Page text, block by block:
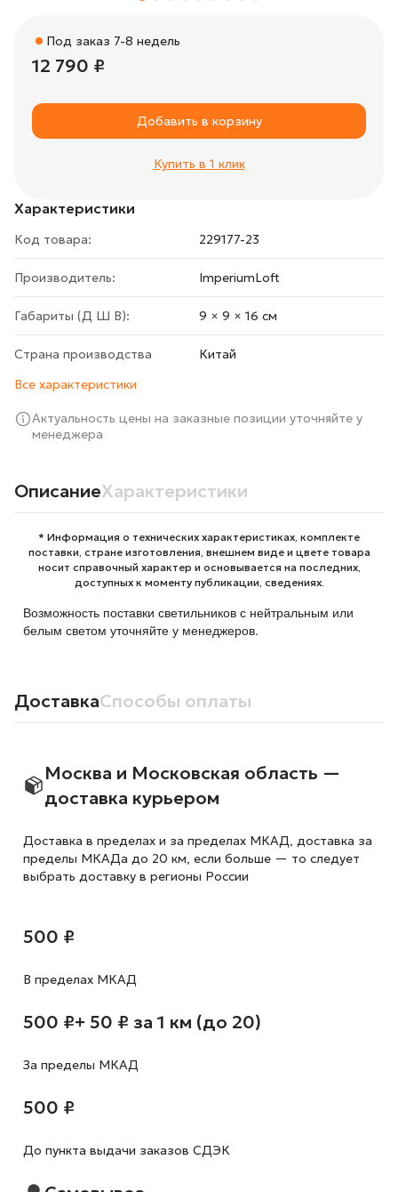
Характеристики
Код товара: 229177-23
Производитель: ImperiumLoft
Габариты (Д Ш В): 9 × 9 × 16 cм
Страна производства
Китай
Все характеристики
Актуальность цены на заказные позиции уточняйте у
менеджера
Под заказ 7-8 недель
12 790 ₽
Добавить в корзину
Купить в 1 клик
ОписаниеХарактеристики
* Информация о технических характеристиках, комплекте
поставки, стране изготовления, внешнем виде и цвете товара
носит справочный характер и основывается на последних,
доступных к моменту публикации, сведениях.
Возможность поставки светильников с нейтральным или
белым светом уточняйте у менеджеров.
ДоставкаСпособы оплаты
Москва и Московская область —
доставка курьером
Доставка в пределах и за пределах МКАД, доставка за
пределы МКАДа до 20 км, если больше — то следует
выбрать доставку в регионы России
500 ₽
В пределах МКАД
500 ₽+ 50 ₽ за 1 км (до 20)
За пределы МКАД
500 ₽
До пункта выдачи заказов СДЭК